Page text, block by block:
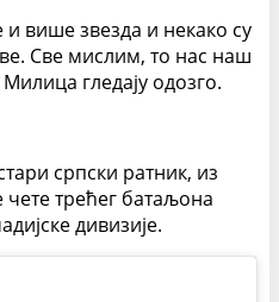
више звезда и некако су
Све мислим, то нас наш
гледају одозго.
српски ратник, из
трећег батаљона
дивизије.